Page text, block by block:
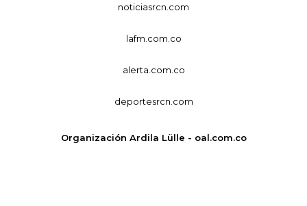
noticiasrcn.com
lafm.com.co
alerta.com.co
deportesrcn.com
Organización Ardila Lülle - oal.com.co